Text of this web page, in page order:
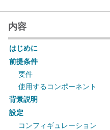
内容
はじめに
前提条件
要件
使用するコンポーネント
背景説明
設定
コンフィギュレーション